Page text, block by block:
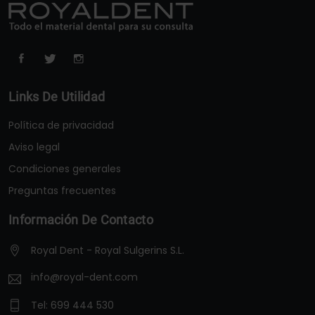
Links De Utilidad
Política de privacidad
Aviso legal
Condiciones generales
Preguntas frecuentes
Información De Contacto
Royal Dent - Royal Sulgerins S.L.
info@royal-dent.com
Tel: 699 444 530